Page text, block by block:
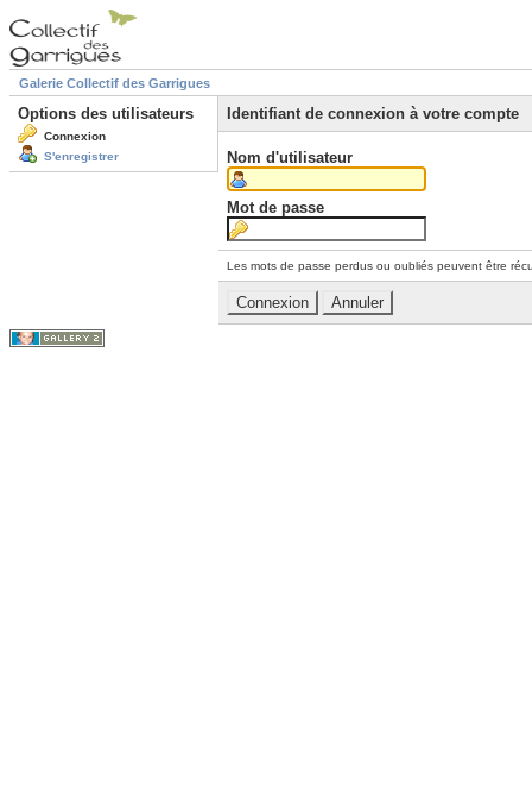
Galerie Collectif des Garrigues
Options des utilisateurs
Connexion
S'enregistrer
Identifiant de connexion à votre compte
Nom d'utilisateur
Mot de passe
Les mots de passe perdus ou oubliés peuvent être